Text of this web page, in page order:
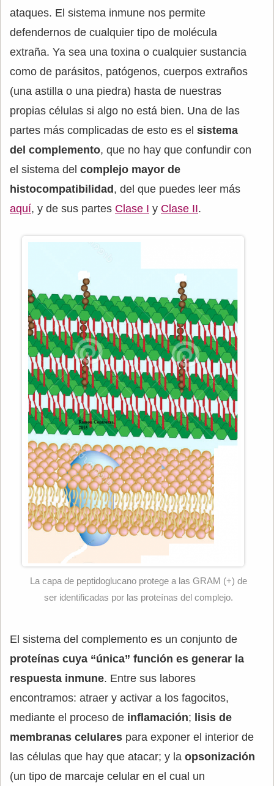
ataques. El sistema inmune nos permite
defendernos de cualquier tipo de molécula
extraña. Ya sea una toxina o cualquier sustancia
como de parásitos, patógenos, cuerpos extraños
(una astilla o una piedra) hasta de nuestras
propias células si algo no está bien. Una de las
partes más complicadas de esto es el sistema
del complemento, que no hay que confundir con
el sistema del complejo mayor de
histocompatibilidad , del que puedes leer más
aquí, y de sus partes Clase I y Clase II.
La capa de peptidoglucano protege a las GRAM (+) de
ser identificadas por las proteínas del complejo.
El sistema del complemento es un conjunto de
proteínas cuya “única” función es generar la
respuesta inmune. Entre sus labores
encontramos: atraer y activar a los fagocitos,
mediante el proceso de inflamación; lisis de
membranas celulares para exponer el interior de
las células que hay que atacar; y la opsonización
(un tipo de marcaje celular en el cual un